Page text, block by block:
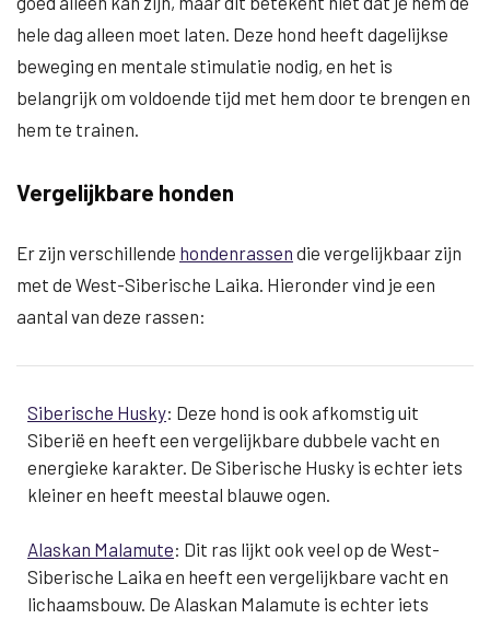
hele dag alleen moet laten. Deze hond heeft dagelijkse
beweging en mentale stimulatie nodig, en het is
belangrijk om voldoende tijd met hem door te brengen en
hem te trainen.
Vergelijkbare honden
Er zijn verschillende hondenrassen die vergelijkbaar zijn
met de West-Siberische Laika. Hieronder vind je een
aantal van deze rassen:
Siberische Husky: Deze hond is ook afkomstig uit
Siberië en heeft een vergelijkbare dubbele vacht en
energieke karakter. De Siberische Husky is echter iets
kleiner en heeft meestal blauwe ogen.
Alaskan Malamute: Dit ras lijkt ook veel op de West-
Siberische Laika en heeft een vergelijkbare vacht en
lichaamsbouw. De Alaskan Malamute is echter iets